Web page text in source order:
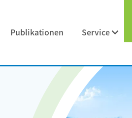
Publikationen Service